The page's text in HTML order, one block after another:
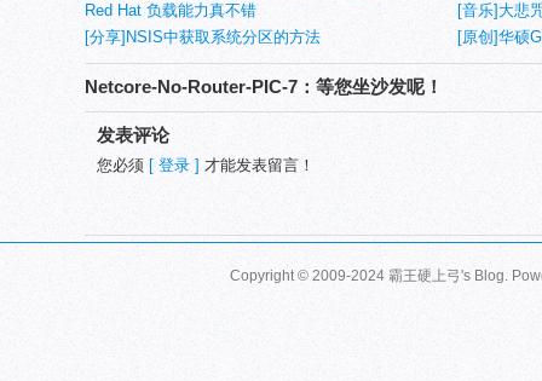
Red Hat 负载能力真不错
[音乐]大悲
[分享]NSIS中获取系统分区的方法
[原创]华硕
定！
Netcore-No-Router-PIC-7：等您坐沙发呢！
发表评论
您必须 [ 登录 ] 才能发表留言！
Copyright © 2009-2024 霸王硬上弓's Blog.